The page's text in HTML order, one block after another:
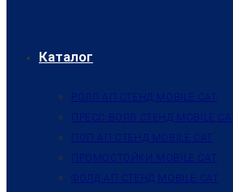
Каталог
РОЛЛ АП СТЕНД MOBILE CAT
ПРЕСС ВОЛЛ СТЕНД MOBILE CAT
ПОП АП СТЕНД MOBILE CAT
ПРОМОСТОЙКИ MOBILE CAT
ФОЛД АП СТЕНД MOBILE CAT